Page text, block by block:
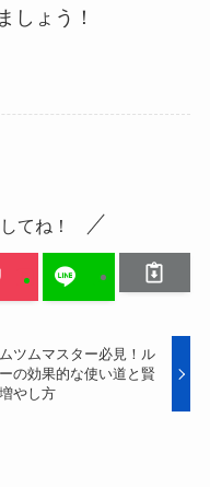
しょう！
てね！
ツムマスター必見！ル
の効果的な使い道と賢
やし方